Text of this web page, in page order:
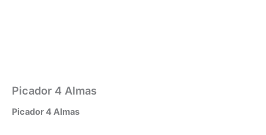
Picador 4 Almas
Picador 4 Almas